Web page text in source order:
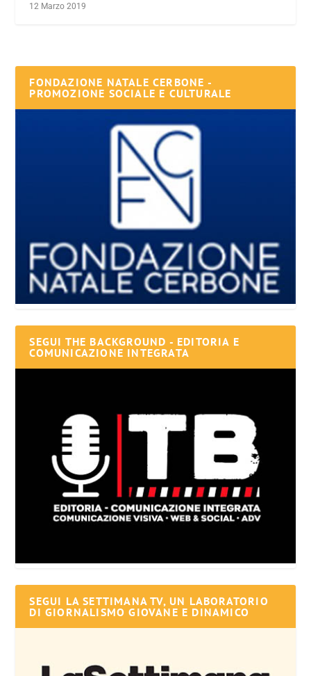
12 Marzo 2019
FONDAZIONE NATALE CERBONE -
PROMOZIONE SOCIALE E CULTURALE
SEGUI THE BACKGROUND - EDITORIA E
COMUNICAZIONE INTEGRATA
SEGUI LA SETTIMANA TV, UN LABORATORIO
DI GIORNALISMO GIOVANE E DINAMICO